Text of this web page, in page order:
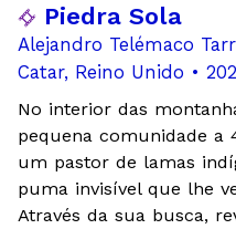
Piedra Sola
Alejandro Telémaco
Catar, Reino Unido •
No interior das
pequena comunidade a
um pastor de lamas
puma invisível que lhe
Através da sua busca,